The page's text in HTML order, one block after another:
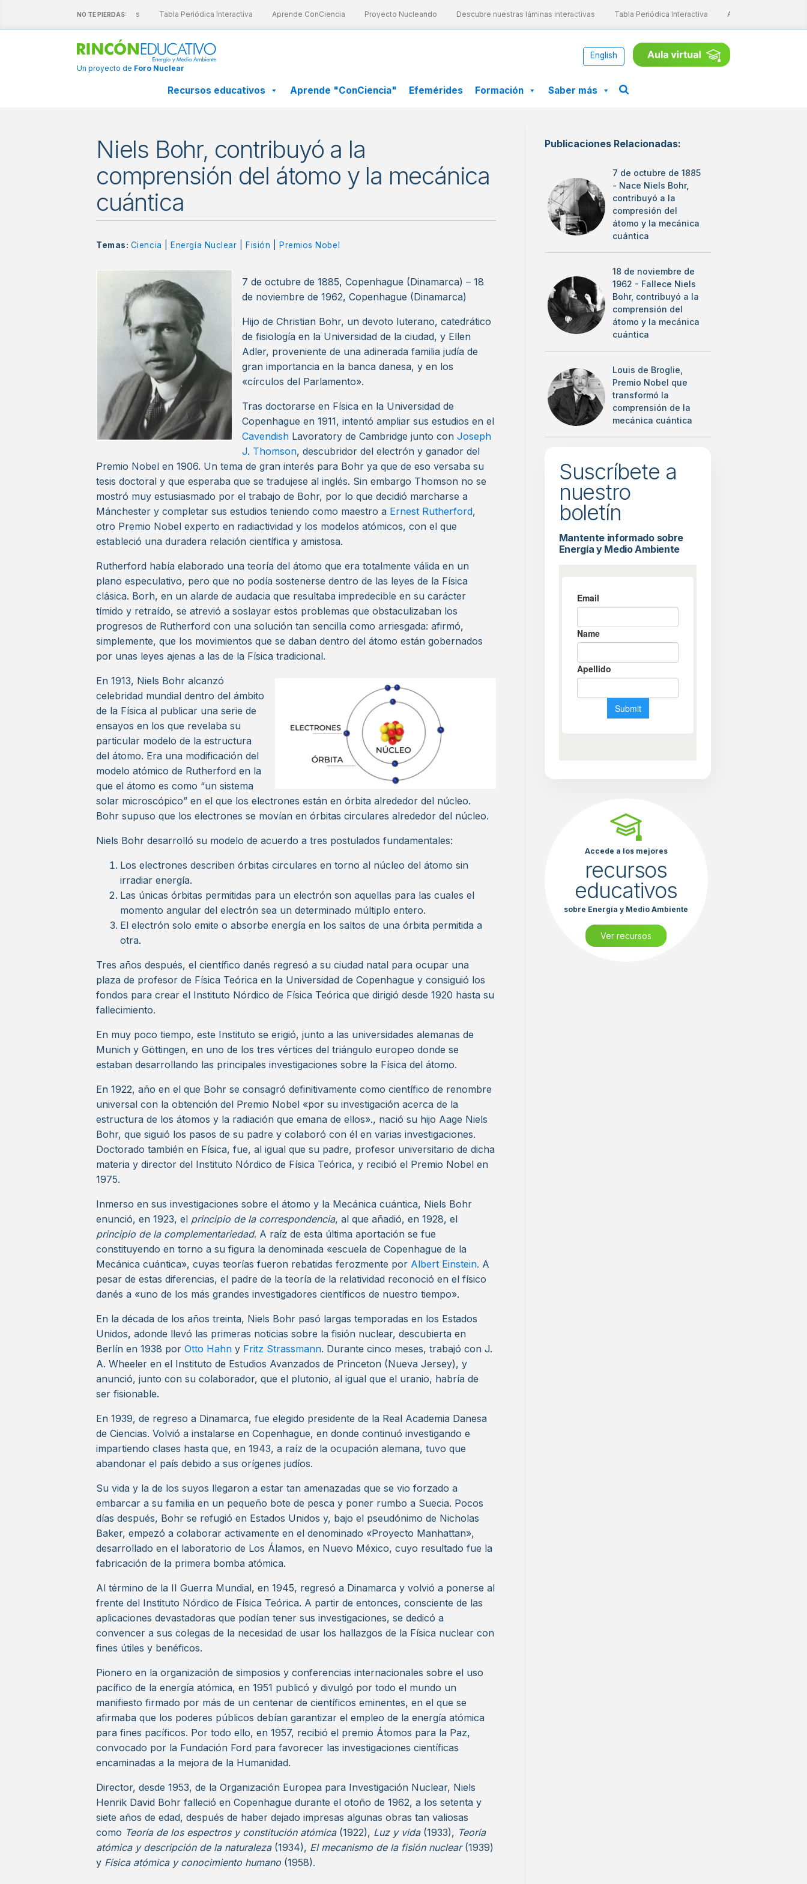
NO TE PIERDAS:
nuestras láminas interactivas Tabla Periódica Interactiva Aprende ConCiencia Proyecto Nucleando Descubre nuestras láminas interactivas Tabla Periódica Interactiva Aprende ConCiencia
Un proyecto de Foro Nuclear
English
Recursos educativos Aprende "ConCiencia" Efemérides Formación Saber más
Niels Bohr, contribuyó a la
comprensión del átomo y la mecánica
cuántica
Temas: Ciencia Energía Nuclear Fisión Premios Nobel
7 de octubre de 1885, Copenhague (Dinamarca) – 18
de noviembre de 1962, Copenhague (Dinamarca)
Hijo de Christian Bohr, un devoto luterano, catedrático
de fisiología en la Universidad de la ciudad, y Ellen
Adler, proveniente de una adinerada familia judía de
gran importancia en la banca danesa, y en los
«círculos del Parlamento».
Tras doctorarse en Física en la Universidad de
Copenhague en 1911, intentó ampliar sus estudios en el
Cavendish Lavoratory de Cambridge junto con Joseph
J. Thomson, descubridor del electrón y ganador del
Premio Nobel en 1906. Un tema de gran interés para Bohr ya que de eso versaba su
tesis doctoral y que esperaba que se tradujese al inglés. Sin embargo Thomson no se
mostró muy estusiasmado por el trabajo de Bohr, por lo que decidió marcharse a
Mánchester y completar sus estudios teniendo como maestro a Ernest Rutherford,
otro Premio Nobel experto en radiactividad y los modelos atómicos, con el que
estableció una duradera relación científica y amistosa.
Rutherford había elaborado una teoría del átomo que era totalmente válida en un
plano especulativo, pero que no podía sostenerse dentro de las leyes de la Física
clásica. Borh, en un alarde de audacia que resultaba impredecible en su carácter
tímido y retraído, se atrevió a soslayar estos problemas que obstaculizaban los
progresos de Rutherford con una solución tan sencilla como arriesgada: afirmó,
simplemente, que los movimientos que se daban dentro del átomo están gobernados
por unas leyes ajenas a las de la Física tradicional.
En 1913, Niels Bohr alcanzó
celebridad mundial dentro del ámbito
de la Física al publicar una serie de
ensayos en los que revelaba su
particular modelo de la estructura
del átomo. Era una modificación del
modelo atómico de Rutherford en la
que el átomo es como “un sistema
solar microscópico” en el que los electrones están en órbita alrededor del núcleo.
Bohr supuso que los electrones se movían en órbitas circulares alrededor del núcleo.
Niels Bohr desarrolló su modelo de acuerdo a tres postulados fundamentales:
Los electrones describen órbitas circulares en torno al núcleo del átomo sin
irradiar energía.
Las únicas órbitas permitidas para un electrón son aquellas para las cuales el
momento angular del electrón sea un determinado múltiplo entero.
El electrón solo emite o absorbe energía en los saltos de una órbita permitida a
otra.
Tres años después, el científico danés regresó a su ciudad natal para ocupar una
plaza de profesor de Física Teórica en la Universidad de Copenhague y consiguió los
fondos para crear el Instituto Nórdico de Física Teórica que dirigió desde 1920 hasta su
fallecimiento.
En muy poco tiempo, este Instituto se erigió, junto a las universidades alemanas de
Munich y Göttingen, en uno de los tres vértices del triángulo europeo donde se
estaban desarrollando las principales investigaciones sobre la Física del átomo.
En 1922, año en el que Bohr se consagró definitivamente como científico de renombre
universal con la obtención del Premio Nobel «por su investigación acerca de la
estructura de los átomos y la radiación que emana de ellos»., nació su hijo Aage Niels
Bohr, que siguió los pasos de su padre y colaboró con él en varias investigaciones.
Doctorado también en Física, fue, al igual que su padre, profesor universitario de dicha
materia y director del Instituto Nórdico de Física Teórica, y recibió el Premio Nobel en
1975.
Inmerso en sus investigaciones sobre el átomo y la Mecánica cuántica, Niels Bohr
enunció, en 1923, el principio de la correspondencia, al que añadió, en 1928, el
principio de la complementariedad. A raíz de esta última aportación se fue
constituyendo en torno a su figura la denominada «escuela de Copenhague de la
Mecánica cuántica», cuyas teorías fueron rebatidas ferozmente por Albert Einstein. A
pesar de estas diferencias, el padre de la teoría de la relatividad reconoció en el físico
danés a «uno de los más grandes investigadores científicos de nuestro tiempo».
En la década de los años treinta, Niels Bohr pasó largas temporadas en los Estados
Unidos, adonde llevó las primeras noticias sobre la fisión nuclear, descubierta en
Berlín en 1938 por Otto Hahn y Fritz Strassmann. Durante cinco meses, trabajó con J.
A. Wheeler en el Instituto de Estudios Avanzados de Princeton (Nueva Jersey), y
anunció, junto con su colaborador, que el plutonio, al igual que el uranio, habría de
ser fisionable.
En 1939, de regreso a Dinamarca, fue elegido presidente de la Real Academia Danesa
de Ciencias. Volvió a instalarse en Copenhague, en donde continuó investigando e
impartiendo clases hasta que, en 1943, a raíz de la ocupación alemana, tuvo que
abandonar el país debido a sus orígenes judíos.
Su vida y la de los suyos llegaron a estar tan amenazadas que se vio forzado a
embarcar a su familia en un pequeño bote de pesca y poner rumbo a Suecia. Pocos
días después, Bohr se refugió en Estados Unidos y, bajo el pseudónimo de Nicholas
Baker, empezó a colaborar activamente en el denominado «Proyecto Manhattan»,
desarrollado en el laboratorio de Los Álamos, en Nuevo México, cuyo resultado fue la
fabricación de la primera bomba atómica.
Al término de la II Guerra Mundial, en 1945, regresó a Dinamarca y volvió a ponerse al
frente del Instituto Nórdico de Física Teórica. A partir de entonces, consciente de las
aplicaciones devastadoras que podían tener sus investigaciones, se dedicó a
convencer a sus colegas de la necesidad de usar los hallazgos de la Física nuclear con
fines útiles y benéficos.
Pionero en la organización de simposios y conferencias internacionales sobre el uso
pacífico de la energía atómica, en 1951 publicó y divulgó por todo el mundo un
manifiesto firmado por más de un centenar de científicos eminentes, en el que se
afirmaba que los poderes públicos debían garantizar el empleo de la energía atómica
para fines pacíficos. Por todo ello, en 1957, recibió el premio Átomos para la Paz,
convocado por la Fundación Ford para favorecer las investigaciones científicas
encaminadas a la mejora de la Humanidad.
Director, desde 1953, de la Organización Europea para Investigación Nuclear, Niels
Henrik David Bohr falleció en Copenhague durante el otoño de 1962, a los setenta y
siete años de edad, después de haber dejado impresas algunas obras tan valiosas
como Teoría de los espectros y constitución atómica (1922), Luz y vida(1933), Teoría
atómica y descripción de la naturaleza (1934), El mecanismo de la fisión nuclear(1939)
y Física atómica y conocimiento humano (1958).
Publicaciones Relacionadas:
7 de octubre de 1885
- Nace Niels Bohr,
contribuyó a la
compresión del
átomo y la mecánica
cuántica
18 de noviembre de
1962 - Fallece Niels
Bohr, contribuyó a la
comprensión del
átomo y la mecánica
cuántica
Louis de Broglie,
Premio Nobel que
transformó la
comprensión de la
mecánica cuántica
Suscríbete a
nuestro
boletín
Mantente informado sobre
Energía y Medio Ambiente
Accede a los mejores
recursos
educativos
sobre Energía y Medio Ambiente
Ver recursos